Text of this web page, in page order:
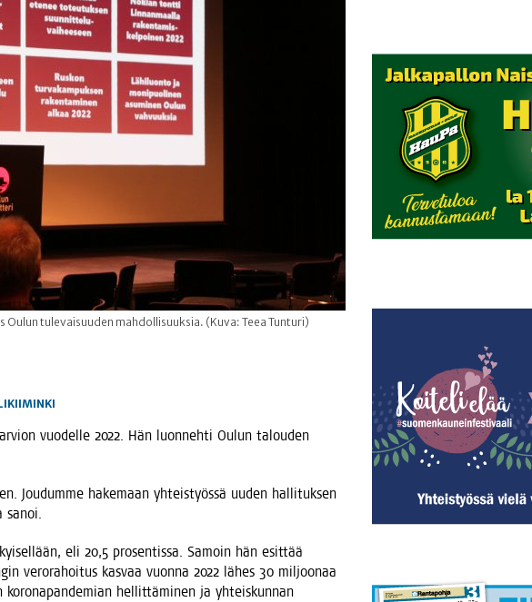
tulevaisuuden mahdollisuuksia. (Kuva: Teea Tunturi)
vuo­del­le 2022. Hän luon­neh­ti Oulun talou­den
Jou­dum­me hake­maan yhteis­työs­sä uuden hal­li­tuk­sen
eli 20,5 pro­sen­tis­sa. Samoin hän esit­tää
vero­ra­hoi­tus kas­vaa vuon­na 2022 lähes 30 mil­joo­naa
koro­na­pan­de­mian hel­lit­tä­mi­nen ja yhteis­kun­nan